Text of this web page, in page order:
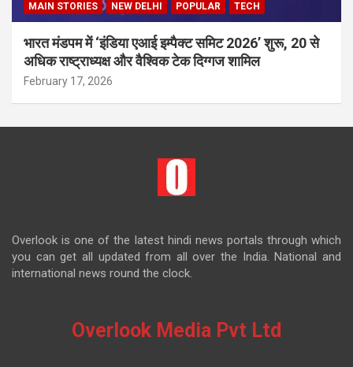
MAIN STORIES
NEW DELHI POPULAR TECH
भारत मंडपम में ‘इंडिया एआई इम्पैक्ट समिट 2026’ शुरू, 20 से
अधिक राष्ट्राध्यक्ष और वैश्विक टेक दिग्गज शामिल
February 17, 2026
Overlook is one of the latest hindi news portals through which
you can get all updated from all over the India. National and
international news round the clock.
Overlook Media Pvt Ltd